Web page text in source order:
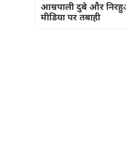
आम्रपाली दुबे और
मीडिया पर तबाही